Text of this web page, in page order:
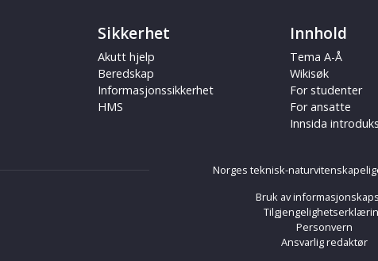
Sikkerhet
Akutt hjelp
Beredskap
Informasjonssikkerhet
HMS
Innhold
Tema A-Å
Wikisøk
For studenter
For ansatte
Innsida
Norges teknisk-
Bruk av
Personvern
Ansvarlig redaktør